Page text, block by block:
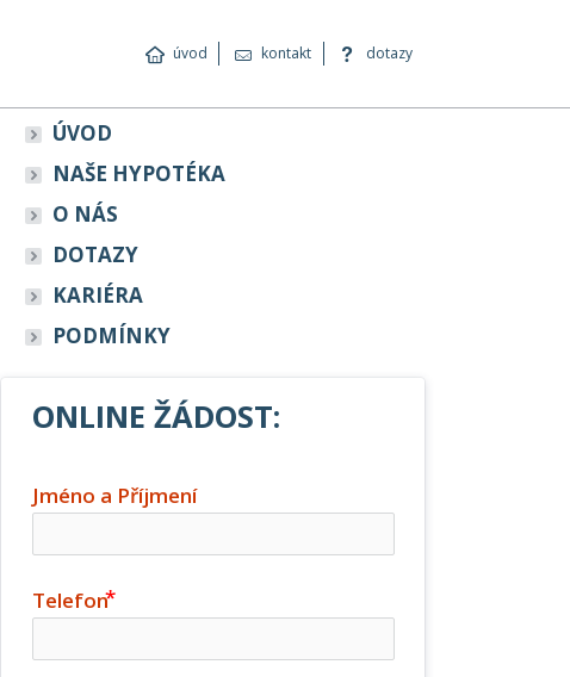
úvod kontakt dotazy
ÚVOD
NAŠE HYPOTÉKA
O NÁS
DOTAZY
KARIÉRA
PODMÍNKY
ONLINE ŽÁDOST:
Jméno a Příjmení
Telefon